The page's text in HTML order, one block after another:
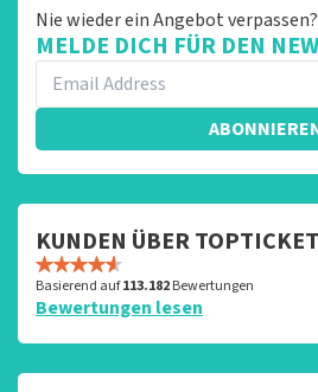
Nie wieder ein Angebot verpassen?
MELDE DICH FÜR DEN
KUNDEN ÜBER
Basierend auf113.182Bewertungen
Bewertungen lesen